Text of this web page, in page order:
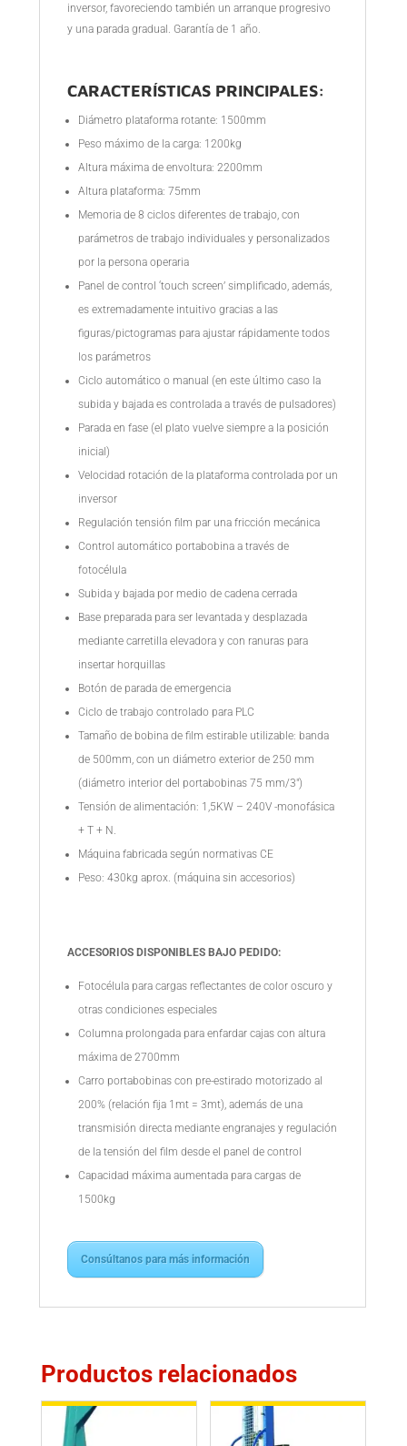
inversor, favoreciendo también un arranque progresivo
y una parada gradual. Garantía de 1 año.
CARACTERÍSTICAS PRINCIPALES:
Diámetro plataforma rotante: 1500mm
Peso máximo de la carga: 1200kg
Altura máxima de envoltura: 2200mm
Altura plataforma: 75mm
Memoria de 8 ciclos diferentes de trabajo, con
parámetros de trabajo individuales y personalizados
por la persona operaria
Panel de control ‘touch screen’ simplificado, además,
es extremadamente intuitivo gracias a las
figuras/pictogramas para ajustar rápidamente todos
los parámetros
Ciclo automático o manual (en este último caso la
subida y bajada es controlada a través de pulsadores)
Parada en fase (el plato vuelve siempre a la posición
inicial)
Velocidad rotación de la plataforma controlada por un
inversor
Regulación tensión film par una fricción mecánica
Control automático portabobina a través de
fotocélula
Subida y bajada por medio de cadena cerrada
Base preparada para ser levantada y desplazada
mediante carretilla elevadora y con ranuras para
insertar horquillas
Botón de parada de emergencia
Ciclo de trabajo controlado para PLC
Tamaño de bobina de film estirable utilizable: banda
de 500mm, con un diámetro exterior de 250 mm
(diámetro interior del portabobinas 75 mm/3″)
Tensión de alimentación: 1,5KW – 240V -monofásica
+ T + N.
Máquina fabricada según normativas CE
Peso: 430kg aprox. (máquina sin accesorios)
ACCESORIOS DISPONIBLES BAJO PEDIDO:
Fotocélula para cargas reflectantes de color oscuro y
otras condiciones especiales
Columna prolongada para enfardar cajas con altura
máxima de 2700mm
Carro portabobinas con pre-estirado motorizado al
200% (relación fija 1mt = 3mt), además de una
transmisión directa mediante engranajes y regulación
de la tensión del film desde el panel de control
Capacidad máxima aumentada para cargas de
1500kg
Consúltanos para más información
Productos relacionados